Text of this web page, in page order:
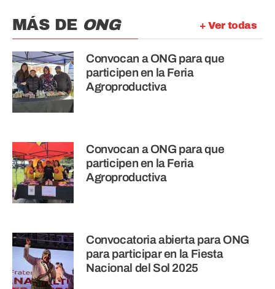
+ Ver todas
MÁS DE ONG
Convocan a ONG para que
participen en la Feria
Agroproductiva
Convocan a ONG para que
participen en la Feria
Agroproductiva
Convocatoria abierta para ONG
para participar en la Fiesta
Nacional del Sol 2025